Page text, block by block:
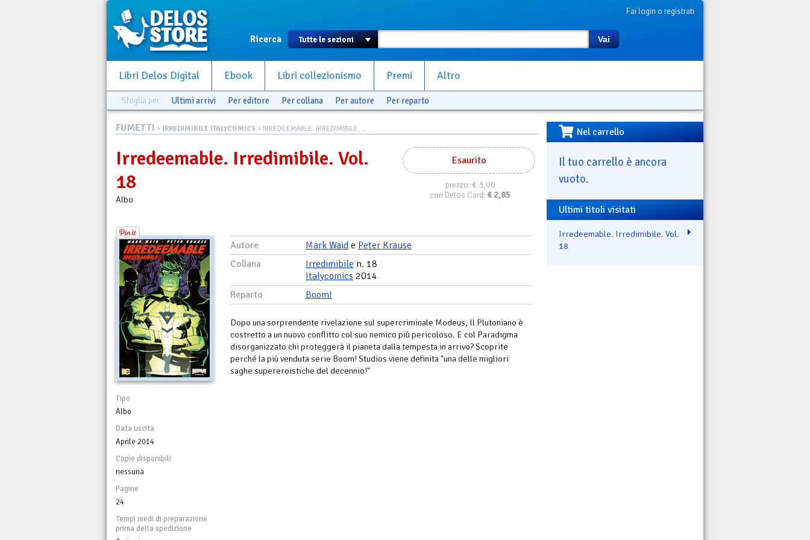
Fai login o registrati
Ricerca Vai
Libri Delos Digital Ebook Libri collezionismo Premi Altro
Sfoglia per Ultimi arrivi Per editore Per collana Per autore Per reparto
FUMETTI > IRREDIMIBILE ITALYCOMICS > IRREDEEMABLE. IRREDIMIBILE. ...
Esaurito
prezzo:€ 3,00
con Delos Card: € 2,85
Irredeemable. Irredimibile. Vol.
18
Albo
Tipo
Albo
Data uscita
Aprile 2014
Copie disponibili
nessuna
Pagine
24
Tempi medi di preparazione
prima della spedizione
Autore Mark Waid e Peter Krause
Collana
Irredimibile n. 18
Italycomics 2014
Reparto
Boom!
Dopo una sorprendente rivelazione sul supercriminale Modeus, Il Plutoniano è
costretto a un nuovo conflitto col suo nemico più pericoloso. E col Paradigma
disorganizzato chi proteggerà il pianeta dalla tempesta in arrivo? Scoprite
perché la più venduta serie Boom! Studios viene definita "una delle migliori
saghe supereroistiche del decennio!"
Nel carrello
Il tuo carrello è ancora
vuoto.
Ultimi titoli visitati
Irredeemable. Irredimibile. Vol.
18